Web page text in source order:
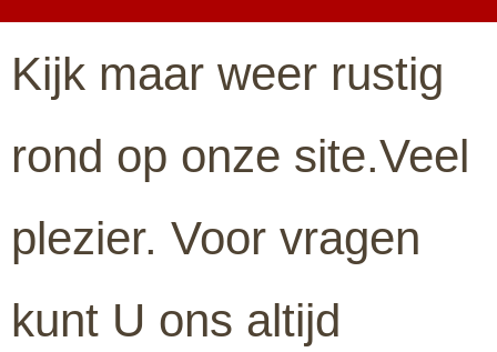
Kijk maar weer rustig
rond op onze site.Veel
plezier. Voor vragen
kunt U ons altijd